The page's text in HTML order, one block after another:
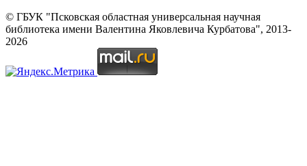
© ГБУК "Псковская областная универсальная научная
библиотека имени Валентина Яковлевича Курбатова", 2013-
2026